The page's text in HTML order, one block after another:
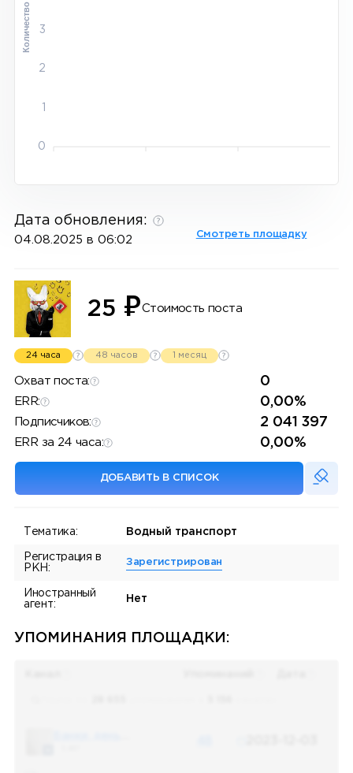
3
2
1
0
Количество
Дата обновления:
04.08.2025 в 06:02 Смотреть площадку
25 ₽Стоимость поста
24 часа 48 часов 1 месяц
Охват поста: 0
ERR: 0,00%
Подписчиков: 2 041 397
ERR за 24 часа: 0,00%
ДОБАВИТЬ В СПИСОК
Тематика: Водный транспорт
Регистрация в
РКН:
Зарегистрирован
Иностранный
агент:
Нет
УПОМИНАНИЯ ПЛОЩАДКИ: